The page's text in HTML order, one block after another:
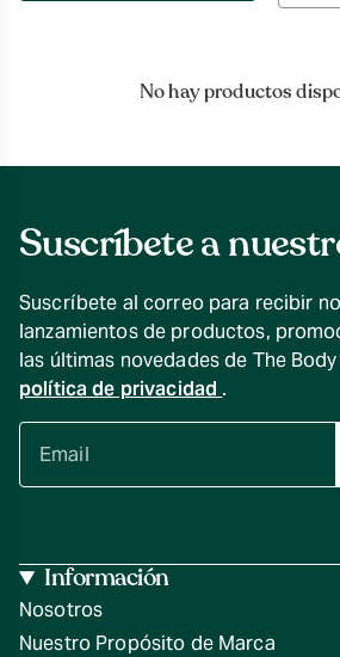
No hay productos
Suscríbete a
Suscríbete al correo para recibir
lanzamientos de productos,
las últimas novedades de The
política de privacidad .
Información
Nosotros
Nuestro Propósito de Marca